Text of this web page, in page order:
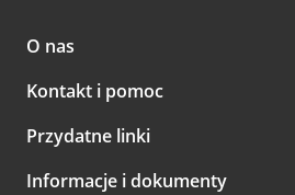
O nas
Kontakt i pomoc
Przydatne linki
Informacje i dokumenty